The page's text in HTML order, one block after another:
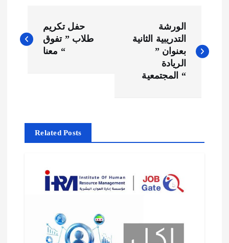
o
n
a
حفل تكريم
طلاب ” تفوق
معنا “
الورشة
التدريبية الثانية
بعنوان ”
الريادة
المجتمعية “
Related Posts